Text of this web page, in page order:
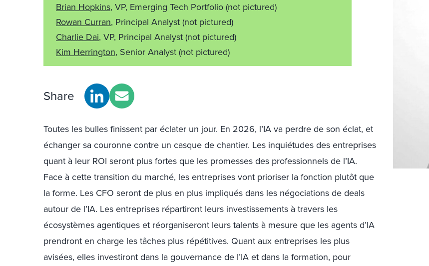
Brian Hopkins, VP, Emerging Tech Portfolio(not pictured)
Rowan Curran, Principal Analyst(not pictured)
Charlie Dai, VP, Principal Analyst(not pictured)
Kim Herrington, Senior Analyst(not pictured)
Share
Toutes les bulles finissent par éclater un jour. En 2026, l’IA va perdre de son éclat, et
échanger sa couronne contre un casque de chantier. Les inquiétudes des entreprises
quant à leur ROI seront plus fortes que les promesses des professionnels de l’IA.
Face à cette transition du marché, les entreprises vont prioriser la fonction plutôt que
la forme. Les CFO seront de plus en plus impliqués dans les négociations de deals
autour de l’IA. Les entreprises répartiront leurs investissements à travers les
écosystèmes agentiques et réorganiseront leurs talents à mesure que les agents d’IA
prendront en charge les tâches plus répétitives. Quant aux entreprises les plus
avisées, elles investiront dans la gouvernance de l’IA et dans la formation, pour